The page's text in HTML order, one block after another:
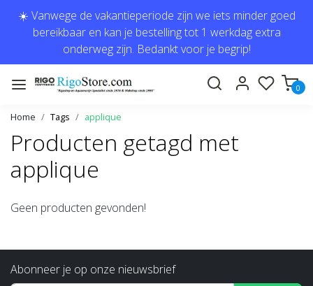
☀️ Vanwege de vakantieperiode zijn we iets minder goed
bereikbaar en kan je bestelling tot 1 werkdag extra
onderweg zijn. Bedankt voor je begrip!
0
Home Tags applique
Producten getagd met
applique
Geen producten gevonden!
Abonneer je op onze nieuwsbrief